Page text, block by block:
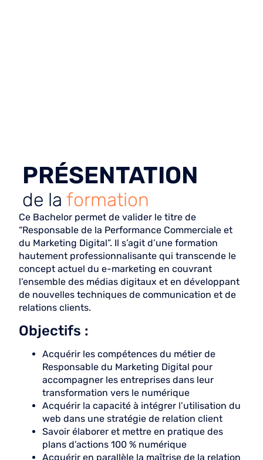
PRÉSENTATION
de la formation
Ce Bachelor permet de valider le titre de
“Responsable de la Performance Commerciale et
du Marketing Digital”. Il s’agit d’une formation
hautement professionnalisante qui transcende le
concept actuel du e-marketing en couvrant
l’ensemble des médias digitaux et en développant
de nouvelles techniques de communication et de
relations clients.
Objectifs :
Acquérir les compétences du métier de
Responsable du Marketing Digital pour
accompagner les entreprises dans leur
transformation vers le numérique
Acquérir la capacité à intégrer l’utilisation du
web dans une stratégie de relation client
Savoir élaborer et mettre en pratique des
plans d’actions 100 % numérique
Acquérir en parallèle la maîtrise de la relation